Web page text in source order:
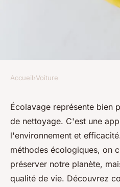
Écolavage : le
écologique qui
différence
Lise•20 avril 2025•4 min de
Accueil›Voiture
Écolavage représente bien
de nettoyage. C'est une
l'environnement et
méthodes écologiques, on
préserver notre planète,
qualité de vie. Découvrez